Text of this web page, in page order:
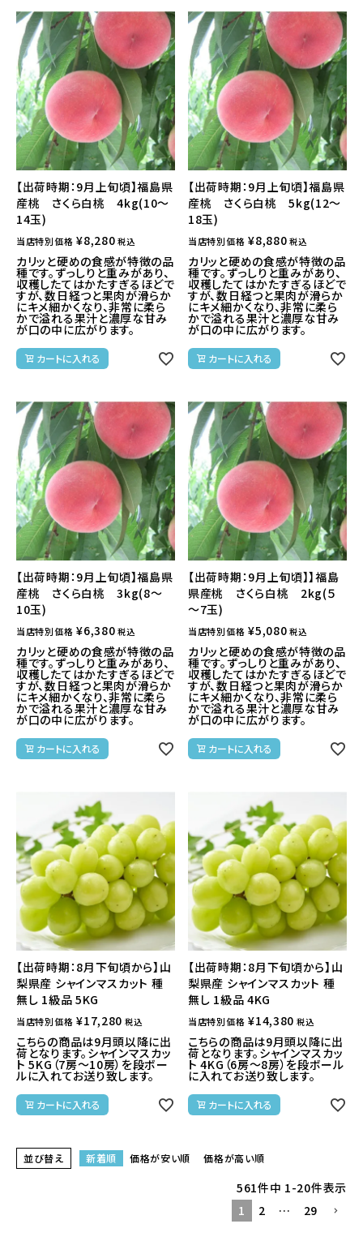
【出荷時期：9月上旬頃】福島県
産桃 さくら白桃 4kg(10～
14玉)
当店特別価格 ¥8,280 税込
カリッと硬めの食感が特徴の品
種です。ずっしりと重みがあり、
収穫したてはかたすぎるほどで
すが、数日経つと果肉が滑らか
にキメ細かくなり、非常に柔ら
かで溢れる果汁と濃厚な甘み
が口の中に広がります。
カートに入れる
【出荷時期：9月上旬頃】福島県
産桃 さくら白桃 5kg(12～
18玉)
当店特別価格 ¥8,880 税込
カリッと硬めの食感が特徴の品
種です。ずっしりと重みがあり、
収穫したてはかたすぎるほどで
すが、数日経つと果肉が滑らか
にキメ細かくなり、非常に柔ら
かで溢れる果汁と濃厚な甘み
が口の中に広がります。
カートに入れる
【出荷時期：9月上旬頃】福島県
産桃 さくら白桃 3kg(8～
10玉)
当店特別価格 ¥6,380 税込
カリッと硬めの食感が特徴の品
種です。ずっしりと重みがあり、
収穫したてはかたすぎるほどで
すが、数日経つと果肉が滑らか
にキメ細かくなり、非常に柔ら
かで溢れる果汁と濃厚な甘み
が口の中に広がります。
カートに入れる
【出荷時期：9月上旬頃】】福島
県産桃 さくら白桃 2kg(５
～7玉)
当店特別価格 ¥5,080 税込
カリッと硬めの食感が特徴の品
種です。ずっしりと重みがあり、
収穫したてはかたすぎるほどで
すが、数日経つと果肉が滑らか
にキメ細かくなり、非常に柔ら
かで溢れる果汁と濃厚な甘み
が口の中に広がります。
カートに入れる
【出荷時期：8月下旬頃から】山
梨県産 シャインマスカット 種
無し 1級品 5KG
当店特別価格 ¥17,280 税込
こちらの商品は9月頭以降に出
荷となります。シャインマスカッ
ト 5KG（7房～10房）を段ボー
ルに入れてお送り致します。
カートに入れる
【出荷時期：8月下旬頃から】山
梨県産 シャインマスカット 種
無し 1級品 4KG
当店特別価格 ¥14,380 税込
こちらの商品は9月頭以降に出
荷となります。シャインマスカッ
ト 4KG（6房～8房）を段ボール
に入れてお送り致します。
カートに入れる
並び替え 新着順 価格が安い順 価格が高い順
561件中 1-20件表示
1
2 … 29